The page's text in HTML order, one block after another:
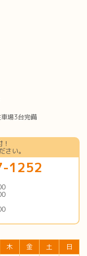
場3台完備
さい。
1252
木 金 土
日